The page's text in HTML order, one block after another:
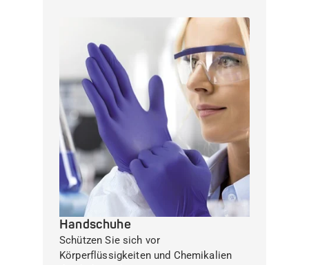
Handschuhe
Schützen Sie sich vor
Körperflüssigkeiten und Chemikalien